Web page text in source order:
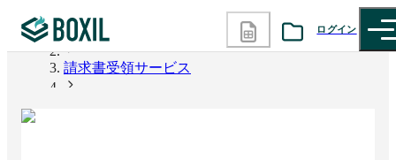
ログイン
カテゴリから探す
BOXIL
請求書受領サービス